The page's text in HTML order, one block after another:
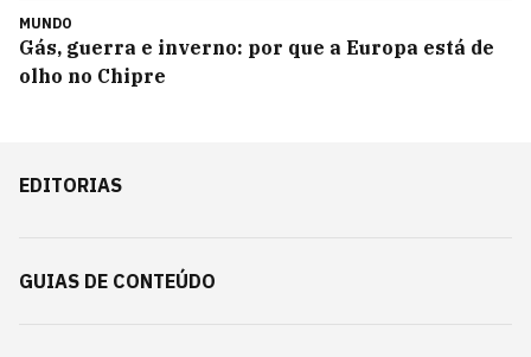
MUNDO
Gás, guerra e inverno: por que a Europa está de
olho no Chipre
EDITORIAS
GUIAS DE CONTEÚDO